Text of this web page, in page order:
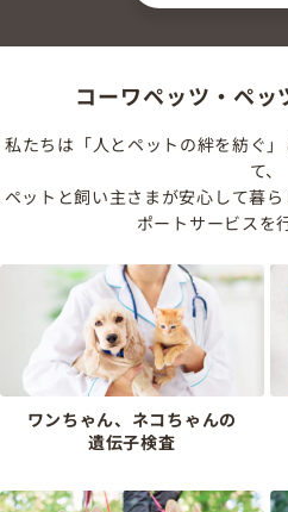
コーワペッツ・ペッ
私たちは「人とペットの絆を紡ぐ
て、
ペットと飼い主さまが安心して暮
ポートサービスを
ワンちゃん、ネコちゃんの
遺伝子検査